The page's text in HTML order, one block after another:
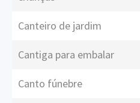
Canteiro de jardim
Cantiga para embalar
Canto fúnebre